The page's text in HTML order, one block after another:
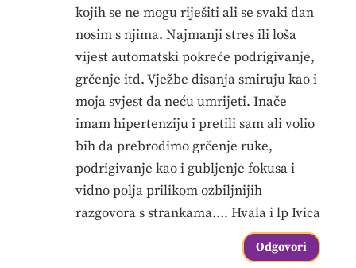
kojih se ne mogu riješiti ali se svaki dan
nosim s njima. Najmanji stres ili loša
vijest automatski pokreće podrigivanje,
grčenje itd. Vježbe disanja smiruju kao i
moja svjest da neću umrijeti. Inače
imam hipertenziju i pretili sam ali volio
bih da prebrodimo grčenje ruke,
podrigivanje kao i gubljenje fokusa i
vidno polja prilikom ozbiljnijih
razgovora s strankama…. Hvala i lp Ivica
Odgovori